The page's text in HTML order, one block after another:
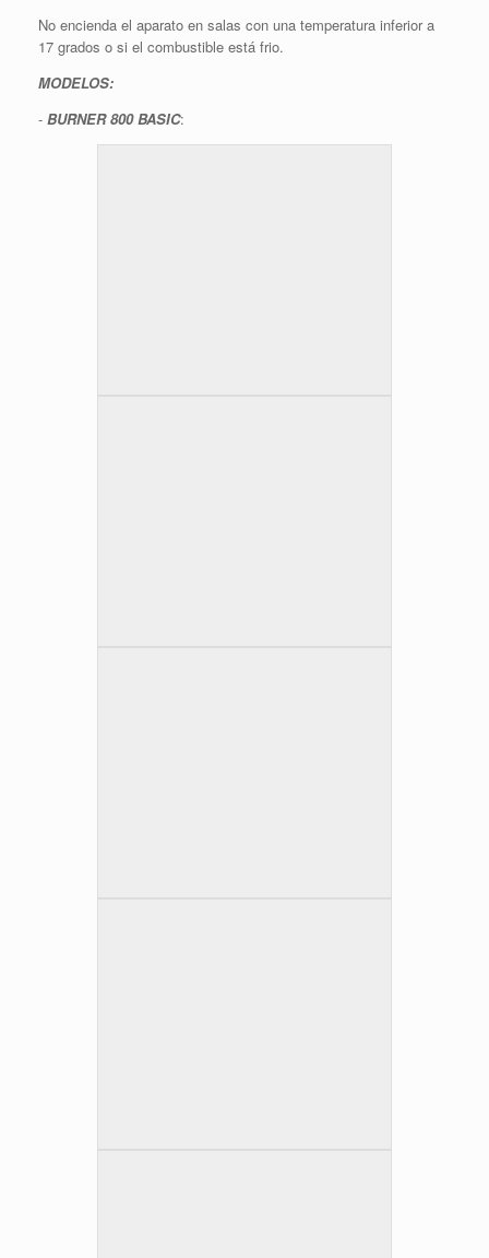
No encienda el aparato en salas con una temperatura inferior a
17 grados o si el combustible está frio.
MODELOS:
- BURNER 800 BASIC: